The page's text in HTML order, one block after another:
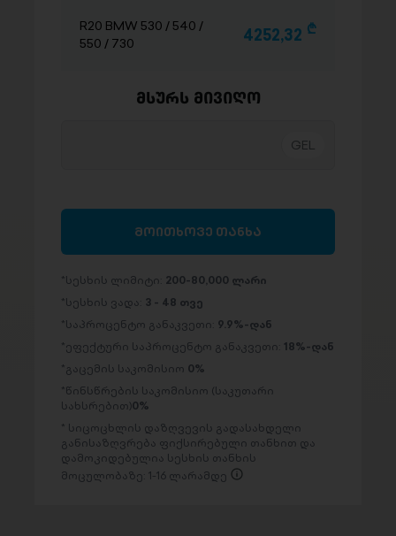
R20 BMW 530 / 540 /
550 / 730
4252,32 D
მსურს მივიღო
მოითხოვე თანხა
სესხის ლიმიტი: 200-80,000 ლარი
სესხის ვადა: 3 - 48 თვე
საპროცენტო განაკვეთი: 9.9%-დან
ეფექტური საპროცენტო განაკვეთი: 18%-დან
გაცემის საკომისიო 0%
წინსწრების საკომისიო (საკუთარი
სახსრებით)0%
სიცოცხლის დაზღვევის გადასახდელი
განისაზღვრება ფიქსირებული თანხით და
დამოკიდებულია სესხის თანხის
მოცულობაზე: 1-16 ლარამდე